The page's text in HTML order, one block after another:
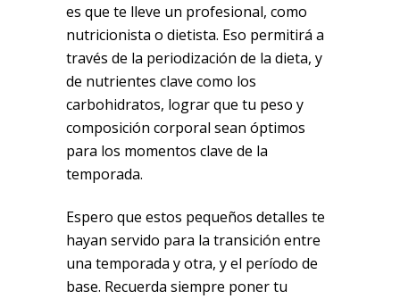
es que te lleve un profesional, como
nutricionista o dietista. Eso permitirá a
través de la periodización de la dieta, y
de nutrientes clave como los
carbohidratos, lograr que tu peso y
composición corporal sean óptimos
para los momentos clave de la
temporada.
Espero que estos pequeños detalles te
hayan servido para la transición entre
una temporada y otra, y el período de
base. Recuerda siempre poner tu